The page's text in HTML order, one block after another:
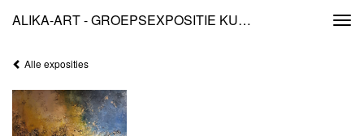
ALIKA-ART - GROEPSEXPOSITIE KUNSTATION UDEN
Alle exposities